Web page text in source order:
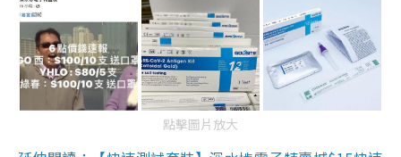
點擊圖片放大